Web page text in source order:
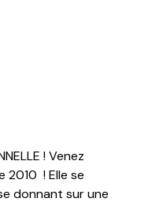
! Venez
! Elle se
donnant sur une